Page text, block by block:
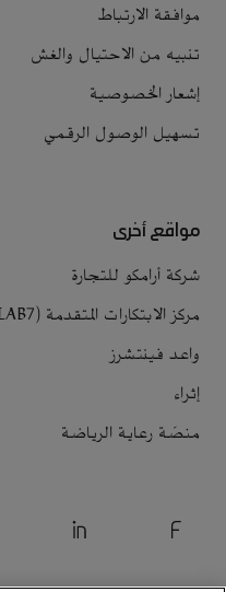
موافقة الارتباط
تنبيه من الاحتيال والغش
إشعار الخصوصية
تسهيل الوصول الرقمي
مواقع أخرى
شركة أرامكو للتجارة
مركز الابتكارات المتقدمة (LAB7)
واعد فينتشرز
إثراء
منصّة رعاية الرياضة